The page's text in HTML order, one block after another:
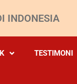
INDONESIA
TESTIMONI